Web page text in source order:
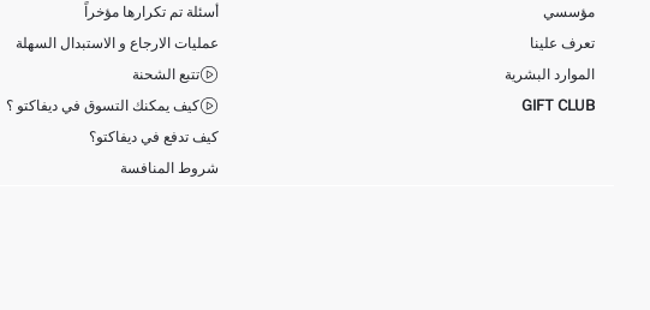
مؤسسي
تعرف علينا
الموارد البشرية
GIFT CLUB
أسئلة تم تكرارها مؤخراً
عمليات الارجاع و الاستبدال السهلة
تتبع الشحنة
كيف يمكنك التسوق في ديفاكتو ؟
كيف تدفع في ديفاكتو؟
شروط المنافسة